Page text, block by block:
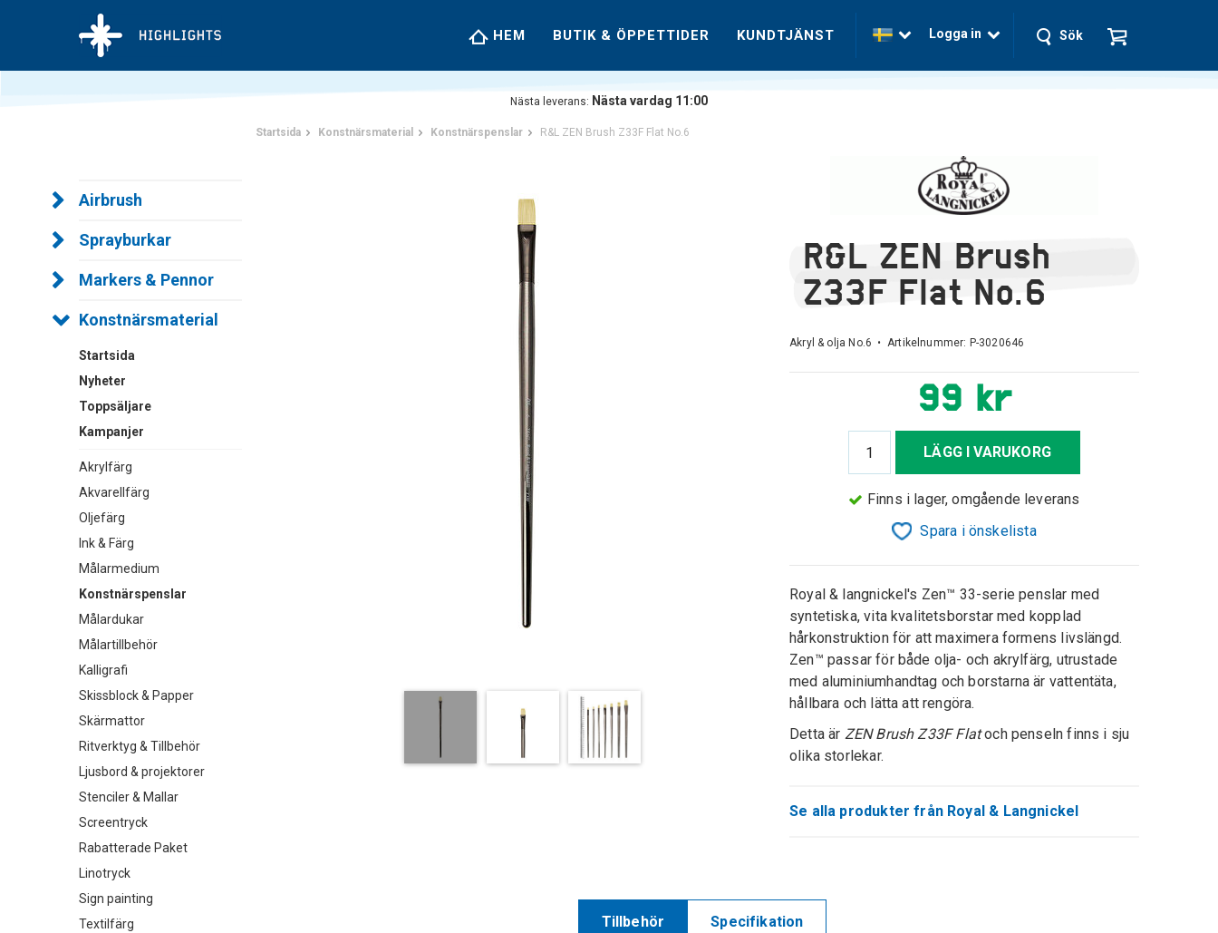
HEM BUTIK & ÖPPETTIDER KUNDTJÄNST Logga in Sök
Nästa leverans: Nästa vardag 11:00
Airbrush
Sprayburkar
Markers & Pennor
Konstnärsmaterial
Startsida
Nyheter
Toppsäljare
Kampanjer
Akrylfärg
Akvarellfärg
Oljefärg
Ink & Färg
Målarmedium
Konstnärspenslar
Målardukar
Målartillbehör
Kalligrafi
Skissblock & Papper
Skärmattor
Ritverktyg & Tillbehör
Ljusbord & projektorer
Stenciler & Mallar
Screentryck
Rabatterade Paket
Linotryck
Sign painting
Textilfärg
Startsida Konstnärsmaterial Konstnärspenslar R&L ZEN Brush Z33F Flat No.6
R&L ZEN Brush
Z33F Flat No.6
Akryl & olja No.6 • Artikelnummer: P-3020646
99 kr
LÄGG I VARUKORG
Finns i lager, omgående leverans
Spara i önskelista
Royal & langnickel's Zen™ 33-serie penslar med
syntetiska, vita kvalitetsborstar med kopplad
hårkonstruktion för att maximera formens livslängd.
Zen™ passar för både olja- och akrylfärg, utrustade
med aluminiumhandtag och borstarna är vattentäta,
hållbara och lätta att rengöra.
Detta är ZEN Brush Z33F Flatoch penseln finns i sju
olika storlekar.
Se alla produkter från Royal & Langnickel
Tillbehör Specifikation